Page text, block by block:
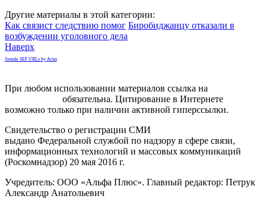
Другие материалы в этой категории:
Как связист следствию помог Биробиджанцу отказали в
возбуждении уголовного дела
Наверх
Joomla SEF URLs by Artio
При любом использовании материалов ссылка на
обязательна. Цитирование в Интернете
возможно только при наличии активной гиперссылки.
Свидетельство о регистрации СМИ
выдано Федеральной службой по надзору в сфере связи,
информационных технологий и массовых коммуникаций
(Роскомнадзор) 20 мая 2016 г.
Учредитель: ООО «Альфа Плюс». Главный редактор: Петрук
Александр Анатольевич